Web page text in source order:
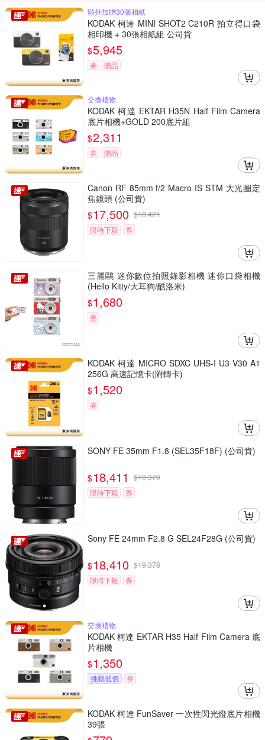
額外加贈30張相紙
KODAK 柯達 MINI SHOT2 C210R 拍立得口袋
相印機 + 30張相紙組 公司貨
$5,945
券 贈品
交換禮物
KODAK 柯達 EKTAR H35N Half Film Camera
底片相機+GOLD 200底片組
$2,311
券 贈品
Canon RF 85mm f/2 Macro IS STM 大光圈定
焦鏡頭 (公司貨)
$17,500 $18,421
限時下殺
券
三麗鷗 迷你數位拍照錄影相機 迷你口袋相機
(Hello Kitty/大耳狗/酷洛米)
$1,680
券
KODAK 柯達 MICRO SDXC UHS-I U3 V30 A1
256G 高速記憶卡(附轉卡)
$1,520
券
SONY FE 35mm F1.8 (SEL35F18F) (公司貨)
$18,411 $19,379
限時下殺
券
Sony FE 24mm F2.8 G SEL24F28G (公司貨)
$18,410 $19,378
限時下殺
券
交換禮物
KODAK 柯達 EKTAR H35 Half Film Camera 底
片相機
$1,350
挑戰低價 券
KODAK 柯達 FunSaver 一次性閃光燈底片相機
39張